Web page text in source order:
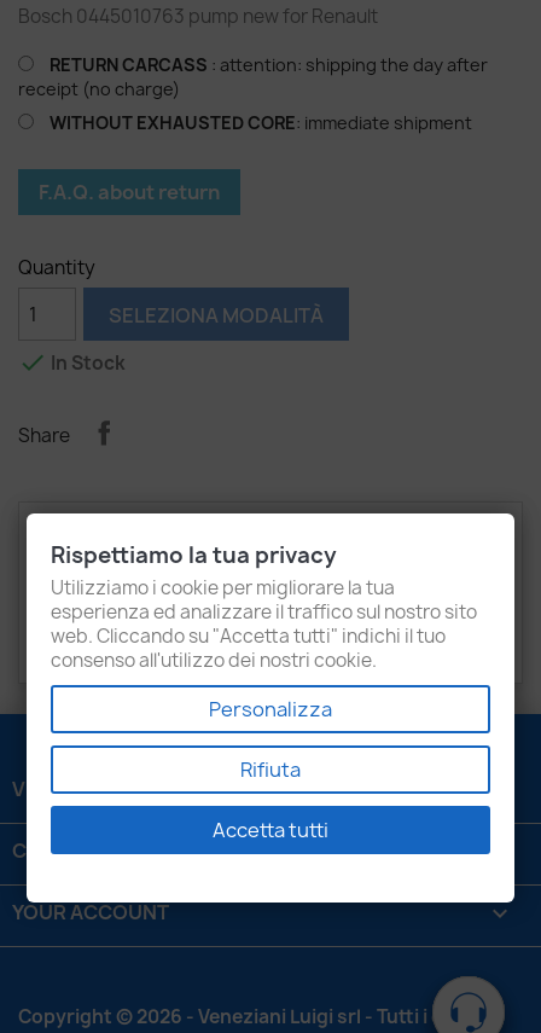
Bosch 0445010763 pump new for Renault
RETURN CARCASS : attention: shipping the day after
receipt (no charge)
WITHOUT EXHAUSTED CORE: immediate shipment
F.A.Q. about return
Quantity
SELEZIONA MODALITÀ
 In Stock
Share
Attachments
Recensioni
RENAULT1.5 DCI
VENEZIANI LUIGI SRL 
CONTATTACI 
YOUR ACCOUNT 
Copyright © 2026 - Veneziani Luigi srl - Tutti i diritti
Rispettiamo la tua privacy
Utilizziamo i cookie per migliorare la tua
esperienza ed analizzare il traffico sul nostro sito
web. Cliccando su "Accetta tutti" indichi il tuo
consenso all'utilizzo dei nostri cookie.
Personalizza
Rifiuta
Accetta tutti